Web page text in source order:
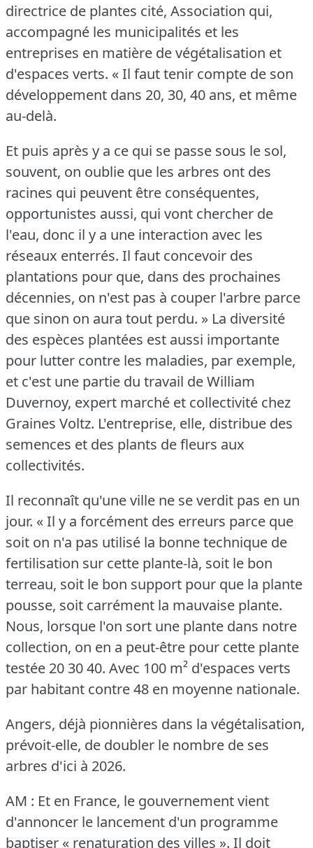
directrice de plantes cité, Association qui,
accompagné les municipalités et les
entreprises en matière de végétalisation et
d'espaces verts. « Il faut tenir compte de son
développement dans 20, 30, 40 ans, et même
au-delà.
Et puis après y a ce qui se passe sous le sol,
souvent, on oublie que les arbres ont des
racines qui peuvent être conséquentes,
opportunistes aussi, qui vont chercher de
l'eau, donc il y a une interaction avec les
réseaux enterrés. Il faut concevoir des
plantations pour que, dans des prochaines
décennies, on n'est pas à couper l'arbre parce
que sinon on aura tout perdu. » La diversité
des espèces plantées est aussi importante
pour lutter contre les maladies, par exemple,
et c'est une partie du travail de William
Duvernoy, expert marché et collectivité chez
Graines Voltz. L'entreprise, elle, distribue des
semences et des plants de fleurs aux
collectivités.
Il reconnaît qu'une ville ne se verdit pas en un
jour. « Il y a forcément des erreurs parce que
soit on n'a pas utilisé la bonne technique de
fertilisation sur cette plante-là, soit le bon
terreau, soit le bon support pour que la plante
pousse, soit carrément la mauvaise plante.
Nous, lorsque l'on sort une plante dans notre
collection, on en a peut-être pour cette plante
testée 20 30 40. Avec 100 m² d'espaces verts
par habitant contre 48 en moyenne nationale.
Angers, déjà pionnières dans la végétalisation,
prévoit-elle, de doubler le nombre de ses
arbres d'ici à 2026.
AM : Et en France, le gouvernement vient
d'annoncer le lancement d'un programme
baptiser « renaturation des villes ». Il doit